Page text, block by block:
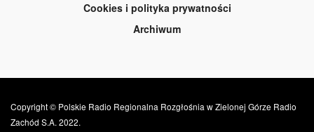
Cookies i polityka prywatności
Archiwum
Copyright © Polskie Radio Regionalna Rozgłośnia w Zielonej Górze Radio
Zachód S.A. 2022.